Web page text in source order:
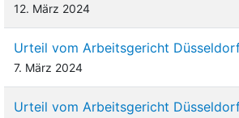
12. März 2024
Urteil vom Arbeitsgericht
7. März 2024
Urteil vom Arbeitsgericht